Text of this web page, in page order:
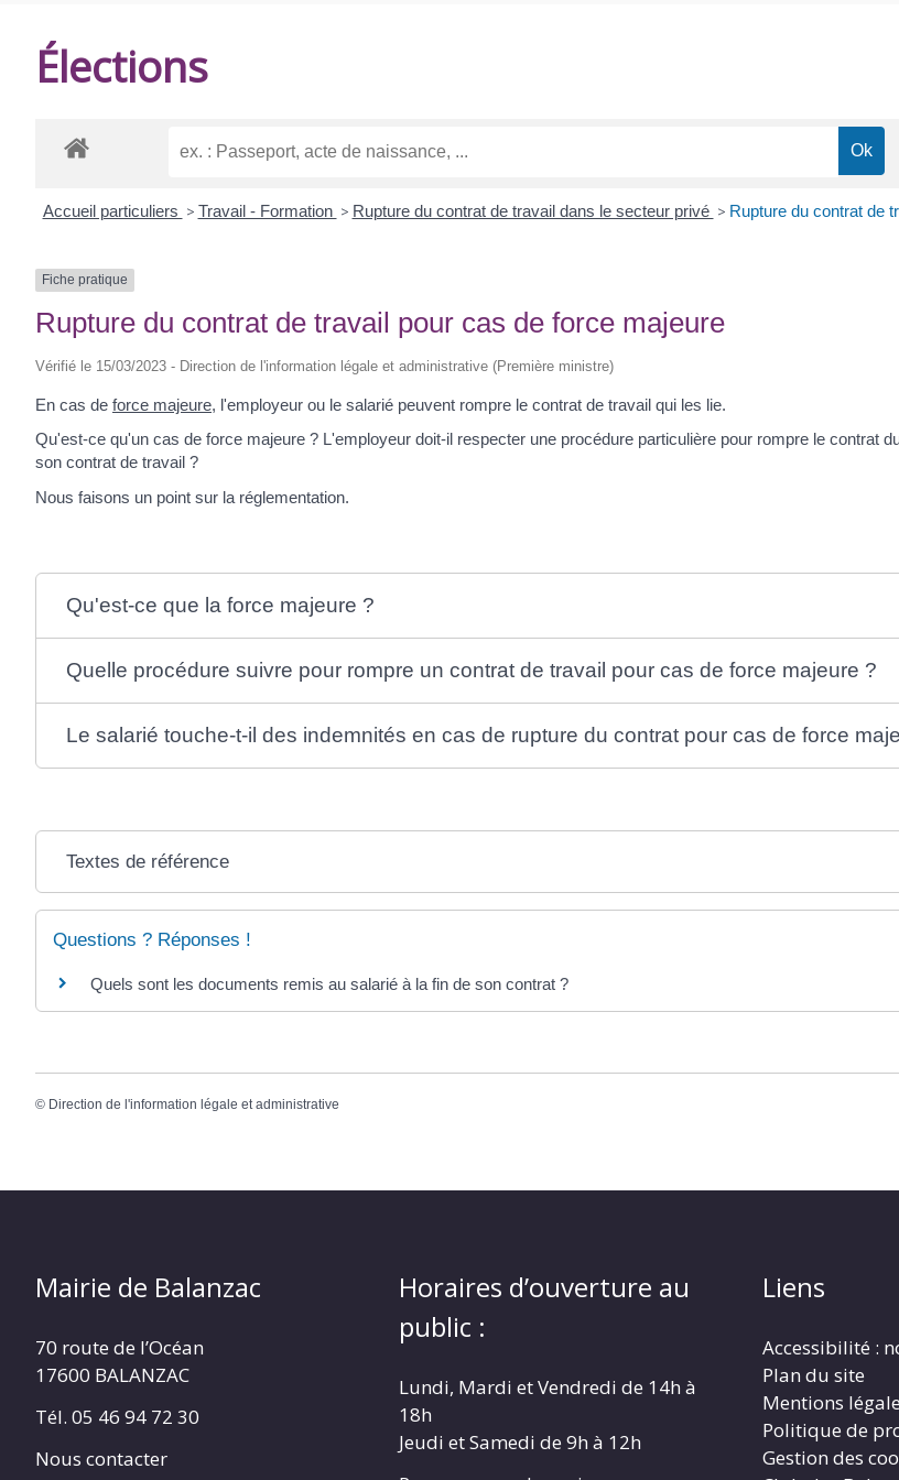
Élections
Accueil particuliers > Travail - Formation > Rupture du contrat de travail dans le secteur privé > Rupture du contrat de
Fiche pratique
Rupture du contrat de travail pour cas de force majeure
Vérifié le 15/03/2023 - Direction de l'information légale et administrative (Première ministre)
En cas de force majeure, l'employeur ou le salarié peuvent rompre le contrat de travail qui les lie.
Qu'est-ce qu'un cas de force majeure ? L'employeur doit-il respecter une procédure particulière pour rompre le contrat
son contrat de travail ?
Nous faisons un point sur la réglementation.
Qu'est-ce que la force majeure ?
Quelle procédure suivre pour rompre un contrat de travail pour cas de force majeure ?
Le salarié touche-t-il des indemnités en cas de rupture du contrat pour cas de force
Textes de référence
Questions ? Réponses !
Quels sont les documents remis au salarié à la fin de son contrat ?
© Direction de l'information légale et administrative
Mairie de Balanzac
70 route de l’Océan
17600 BALANZAC
Tél. 05 46 94 72 30
Nous contacter
Horaires d’ouverture au
public :
Lundi, Mardi et Vendredi de 14h à
18h
Jeudi et Samedi de 9h à 12h
Liens
Accessibilité :
Plan du site
Mentions
Politique de
Gestion des